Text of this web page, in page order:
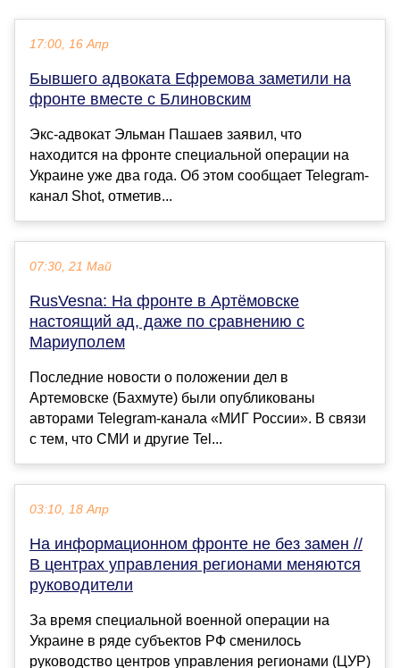
17:00, 16 Апр
Бывшего адвоката Ефремова заметили на
фронте вместе с Блиновским
Экс-адвокат Эльман Пашаев заявил, что
находится на фронте специальной операции на
Украине уже два года. Об этом сообщает Telegram-
канал Shot, отметив...
07:30, 21 Май
RusVesna: На фронте в Артёмовске
настоящий ад, даже по сравнению с
Мариуполем
Последние новости о положении дел в
Артемовске (Бахмуте) были опубликованы
авторами Telegram-канала «МИГ России». В связи
с тем, что СМИ и другие Tel...
03:10, 18 Апр
На информационном фронте не без замен //
В центрах управления регионами меняются
руководители
За время специальной военной операции на
Украине в ряде субъектов РФ сменилось
руководство центров управления регионами (ЦУР)